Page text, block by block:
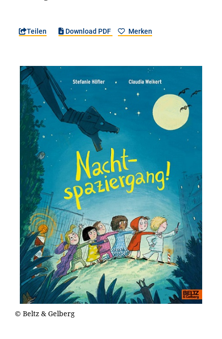
Teilen Download PDF Merken
© Beltz & Gelberg